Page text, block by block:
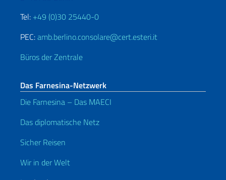
Tel: +49 (0)30 25440-0
PEC:amb.berlino.consolare@cert.esteri.it
Büros der Zentrale
Das Farnesina-Netzwerk
Die Farnesina – Das MAECI
Das diplomatische Netz
Sicher Reisen
Wir in der Welt